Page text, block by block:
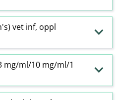
vet inf, oppl
mg/ml/10 mg/ml/1